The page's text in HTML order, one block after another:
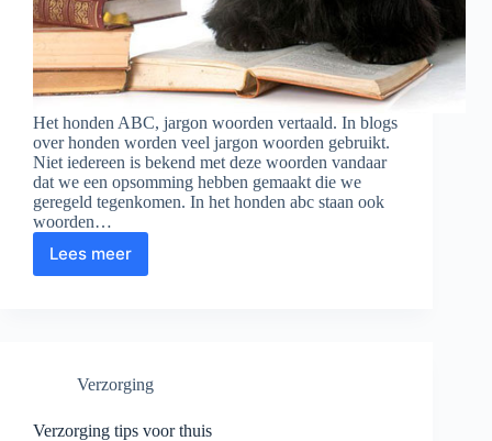
Het honden ABC, jargon woorden vertaald. In blogs
over honden worden veel jargon woorden gebruikt.
Niet iedereen is bekend met deze woorden vandaar
dat we een opsomming hebben gemaakt die we
geregeld tegenkomen. In het honden abc staan ook
woorden…
Lees meer
Honden
Verzorging
Verzorging tips voor thuis